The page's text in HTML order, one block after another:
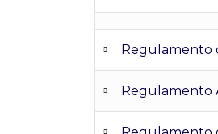
Regulamento
Regulamento